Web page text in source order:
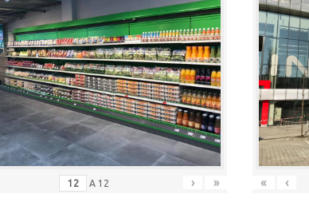
A 12 › » « ‹